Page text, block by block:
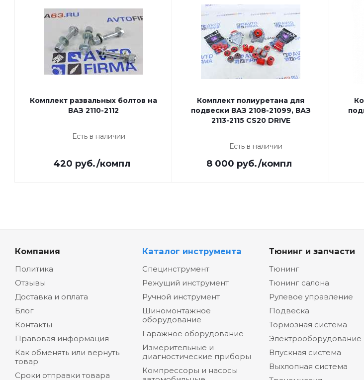
Комплект развальных болтов на
ВАЗ 2110-2112
Есть в наличии
420 руб./компл
Комплект полиуретана для
подвески ВАЗ 2108-21099, ВАЗ
2113-2115 CS20 DRIVE
Есть в наличии
8 000 руб./компл
Компания
Политика
Отзывы
Доставка и оплата
Блог
Контакты
Правовая информация
Как обменять или вернуть
товар
Сроки отправки товара
Каталог инструмента
Специнструмент
Режущий инструмент
Ручной инструмент
Шиномонтажное
оборудование
Гаражное оборудование
Измерительные и
диагностические приборы
Компрессоры и насосы
Тюнинг и запчасти
Тюнинг
Тюнинг салона
Рулевое управление
Подвеска
Тормозная система
Электрооборудование
Впускная система
Выхлопная система